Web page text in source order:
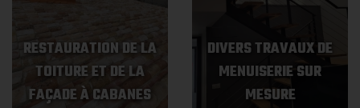
RESTAURATION DE LA
TOITURE ET DE LA
FAÇADE À CABANES
DIVERS TRAVAUX DE
MENUISERIE SUR
MESURE